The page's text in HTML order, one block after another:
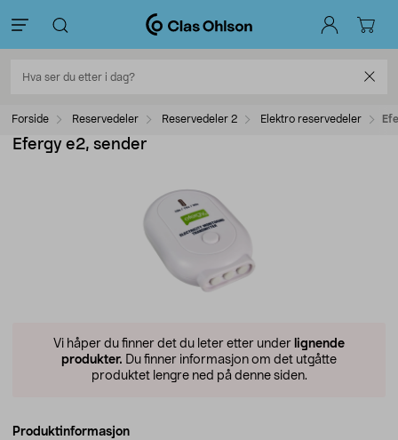
Forside Reservedeler Reservedeler 2 Elektro reservedeler
Efergy e2, sender
Vi håper du finner det du leter etter under lignende
produkter. Du finner informasjon om det utgåtte
produktet lengre ned på denne siden.
Produktinformasjon